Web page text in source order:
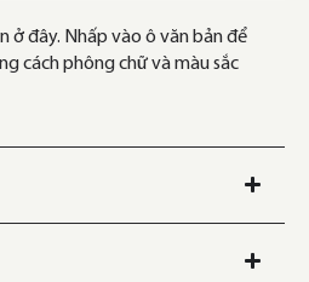
ở đây. Nhấp vào ô văn bản để
cách phông chữ và màu sắc